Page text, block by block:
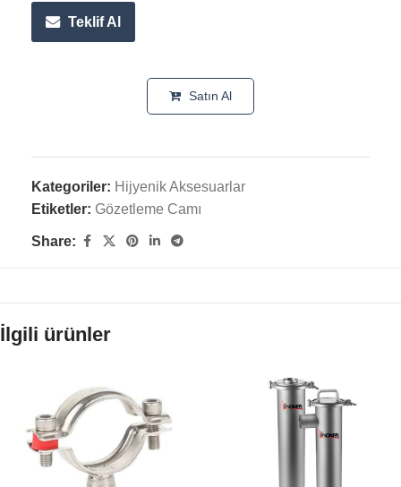
Teklif Al
Satın Al
Kategoriler: Hijyenik Aksesuarlar
Etiketler: Gözetleme Camı
Share:
İlgili ürünler